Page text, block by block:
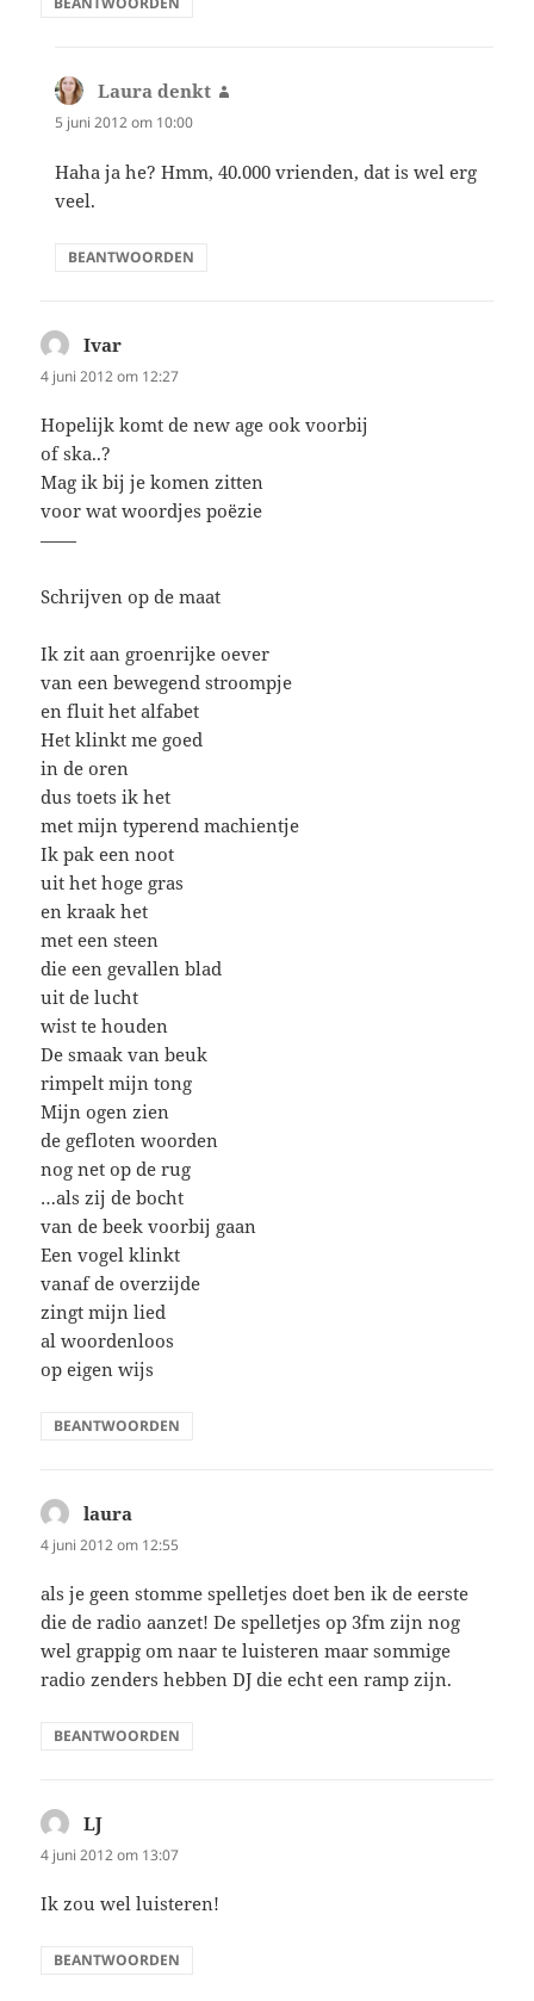
Laura denkt
5 juni 2012 om 10:00
Haha ja he? Hmm, 40.000 vrienden, dat is wel erg
veel.
BEANTWOORDEN
Ivar
4 juni 2012 om 12:27
Hopelijk komt de new age ook voorbij
of ska..?
Mag ik bij je komen zitten
voor wat woordjes poëzie
——
Schrijven op de maat
Ik zit aan groenrijke oever
van een bewegend stroompje
en fluit het alfabet
Het klinkt me goed
in de oren
dus toets ik het
met mijn typerend machientje
Ik pak een noot
uit het hoge gras
en kraak het
met een steen
die een gevallen blad
uit de lucht
wist te houden
De smaak van beuk
rimpelt mijn tong
Mijn ogen zien
de gefloten woorden
nog net op de rug
…als zij de bocht
van de beek voorbij gaan
Een vogel klinkt
vanaf de overzijde
zingt mijn lied
al woordenloos
op eigen wijs
BEANTWOORDEN
laura
4 juni 2012 om 12:55
als je geen stomme spelletjes doet ben ik de eerste
die de radio aanzet! De spelletjes op 3fm zijn nog
wel grappig om naar te luisteren maar sommige
radio zenders hebben DJ die echt een ramp zijn.
BEANTWOORDEN
LJ
4 juni 2012 om 13:07
Ik zou wel luisteren!
BEANTWOORDEN